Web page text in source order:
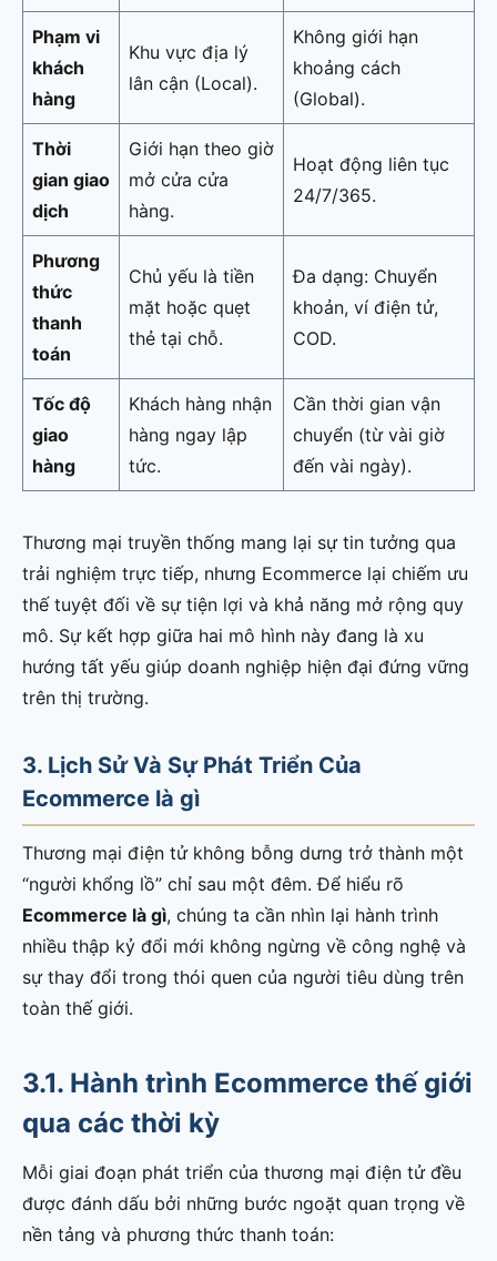
Phạm vi
khách
hàng
Khu vực địa lý
lân cận (Local).
Không giới hạn
khoảng cách
(Global).
Thời
gian giao
dịch
Giới hạn theo giờ
mở cửa cửa
hàng.
Hoạt động liên tục
24/7/365.
Phương
thức
thanh
toán
Chủ yếu là tiền
mặt hoặc quẹt
thẻ tại chỗ.
Đa dạng: Chuyển
khoản, ví điện tử,
COD.
Tốc độ
giao
hàng
Khách hàng nhận
hàng ngay lập
tức.
Cần thời gian vận
chuyển (từ vài giờ
đến vài ngày).
Thương mại truyền thống mang lại sự tin tưởng qua
trải nghiệm trực tiếp, nhưng Ecommerce lại chiếm ưu
thế tuyệt đối về sự tiện lợi và khả năng mở rộng quy
mô. Sự kết hợp giữa hai mô hình này đang là xu
hướng tất yếu giúp doanh nghiệp hiện đại đứng vững
trên thị trường.
3. Lịch Sử Và Sự Phát Triển Của
Ecommerce là gì
Thương mại điện tử không bỗng dưng trở thành một
“người khổng lồ” chỉ sau một đêm. Để hiểu rõ
Ecommerce là gì, chúng ta cần nhìn lại hành trình
nhiều thập kỷ đổi mới không ngừng về công nghệ và
sự thay đổi trong thói quen của người tiêu dùng trên
toàn thế giới.
3.1. Hành trình Ecommerce thế giới
qua các thời kỳ
Mỗi giai đoạn phát triển của thương mại điện tử đều
được đánh dấu bởi những bước ngoặt quan trọng về
nền tảng và phương thức thanh toán: